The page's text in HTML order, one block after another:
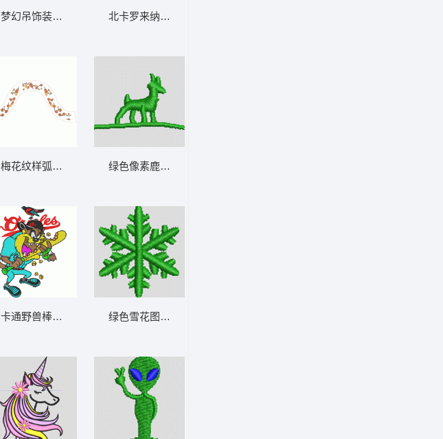
梦幻吊饰装饰图案
梅花纹样弧形布料设计图
卡通野兽棒球运动员挥棒
北卡罗来纳中央大学鹰队标志 鹰头
绿色像素鹿雕像 小鹿 帽绣